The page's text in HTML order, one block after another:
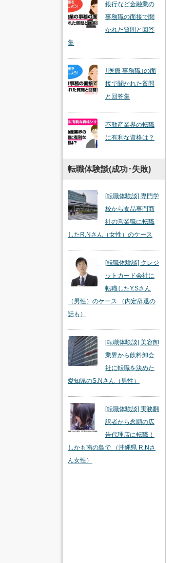
銀行など金融業の
事務職の面接で聞
かれた質問と回答
集
｢医療 事務職｣の面
接で聞かれた質問
と回答集
不動産業界の転職
に有利な資格は？
転職体験談(成功･失敗)
[転職体験談] 専門学
校から食品専門商
社の営業職に転職
したR.Nさん（女性）のケース
[転職体験談] クレジ
ットカード会社に
転職したY.Sさん
（男性）のケース （内定辞退の
話も）
[転職体験談] 美容卸
業界から飲料卸会
社に転職を決めた
愛知県のS.Nさん（男性）
[転職体験談] 実務翻
訳者から念願の広
告代理店に転職！
しかも南の島で （沖縄県 R.Nさ
ん女性）